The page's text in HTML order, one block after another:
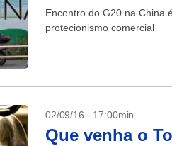
Encontro do G20 na China
protecionismo comercial
02/09/16 - 17:00min
Que venha o